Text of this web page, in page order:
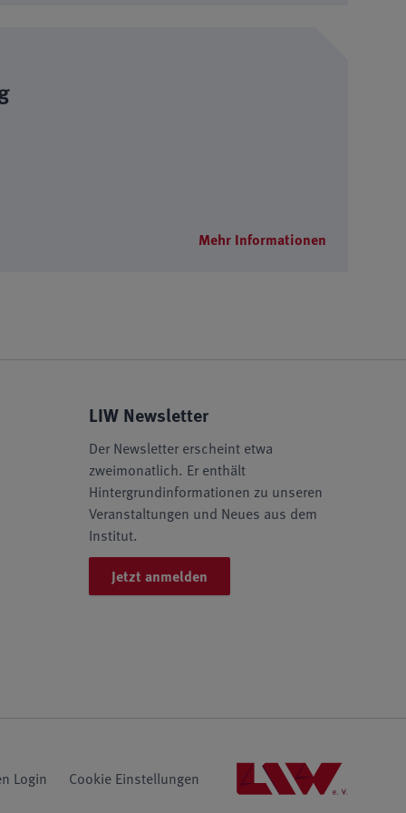
Mehr Informationen
LIW Newsletter
Der Newsletter erscheint etwa
zweimonatlich. Er enthält
Hintergrundinformationen zu unseren
Veranstaltungen und Neues aus dem
Institut.
Jetzt anmelden
Login Cookie Einstellungen